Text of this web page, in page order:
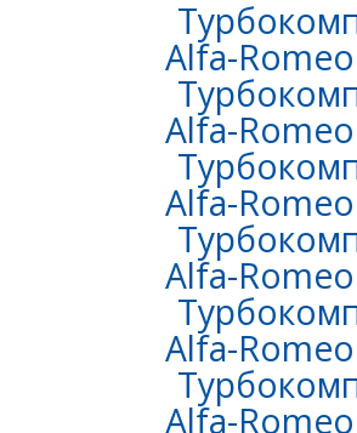
Alfa-
Alfa-
Alfa-
Alfa-
Alfa-
Alfa-